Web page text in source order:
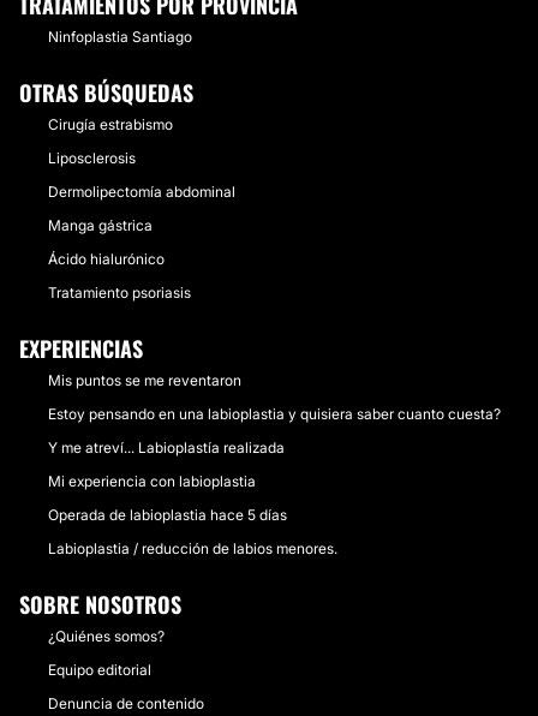
Ninfoplastia Santiago
OTRAS BÚSQUEDAS
Cirugía estrabismo
Liposclerosis
Dermolipectomía abdominal
Manga gástrica
Ácido hialurónico
Tratamiento psoriasis
EXPERIENCIAS
Mis puntos se me reventaron
Estoy pensando en una labioplastia y quisiera saber cuanto cuesta?
Y me atreví... Labioplastía realizada
Mi experiencia con labioplastia
Operada de labioplastia hace 5 días
Labioplastia / reducción de labios menores.
SOBRE NOSOTROS
¿Quiénes somos?
Equipo editorial
Denuncia de contenido